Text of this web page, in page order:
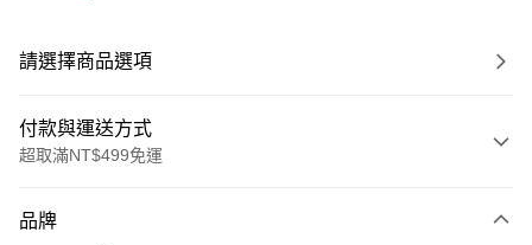
請選擇商品選項
付款與運送方式
超取滿NT$499免運
信用卡一次付款
品牌